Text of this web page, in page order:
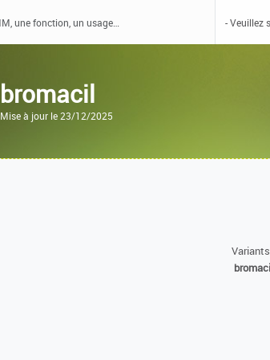
bromacil
Mise à jour le 23/12/2025